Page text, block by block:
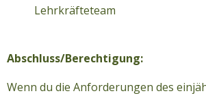
Lehrkräfteteam
Abschluss/Berechtigung:
Wenn du die Anforderungen des